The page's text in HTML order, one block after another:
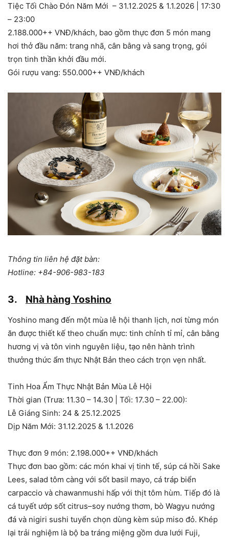
Tiệc Tối Chào Đón Năm Mới – 31.12.2025 & 1.1.2026 | 17:30
– 23:00
2.188.000++ VNĐ/khách, bao gồm thực đơn 5 món mang
hơi thở đầu năm: trang nhã, cân bằng và sang trọng, gói
trọn tinh thần khởi đầu mới.
Gói rượu vang: 550.000++ VNĐ/khách
Thông tin liên hệ đặt bàn:
Hotline: +84-906-983-183
3. Nhà hàng Yoshino
Yoshino mang đến một mùa lễ hội thanh lịch, nơi từng món
ăn được thiết kế theo chuẩn mực: tinh chỉnh tỉ mỉ, cân bằng
hương vị và tôn vinh nguyên liệu, tạo nên hành trình
thưởng thức ẩm thực Nhật Bản theo cách trọn vẹn nhất.
Tinh Hoa Ẩm Thực Nhật Bản Mùa Lễ Hội
Thời gian (Trưa: 11.30 – 14.30 | Tối: 17.30 – 22.00):
Lễ Giáng Sinh: 24 & 25.12.2025
Dịp Năm Mới: 31.12.2025 & 1.1.2026
Thực đơn 9 món: 2.198.000++ VNĐ/khách
Thực đơn bao gồm: các món khai vị tinh tế, súp cá hồi Sake
Lees, salad tôm càng với sốt basil mayo, cá tráp biển
carpaccio và chawanmushi hấp với thịt tôm hùm. Tiếp đó là
cá tuyết ướp sốt citrus–soy nướng thơm, bò Wagyu nướng
đá và nigiri sushi tuyển chọn dùng kèm súp miso đỏ. Khép
lại trải nghiệm là bộ ba tráng miệng gồm dưa lưới Fuji,